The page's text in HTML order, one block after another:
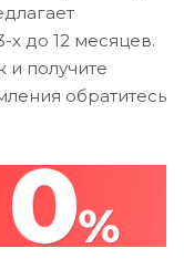
х до 12 месяцев.
и получите
обратитесь